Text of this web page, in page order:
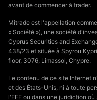
avant de commencer à trader.
Mitrade est l'appellation
« Société »), une société
Cyprus Securities and
438/23 et située à Spyrou
floor, 3076, Limassol, Chypre.
Le contenu de ce site Internet
et des États-Unis, ni à toute
l'EEE ou dans une juridiction